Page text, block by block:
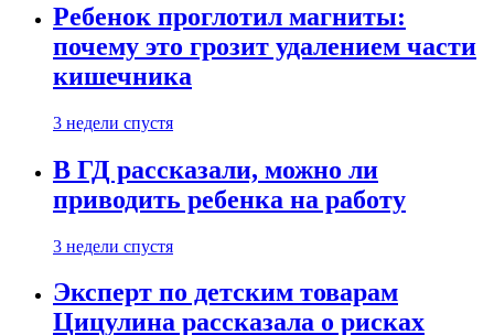
Ребенок проглотил магниты:
почему это грозит удалением части
кишечника
3 недели спустя
В ГД рассказали, можно ли
приводить ребенка на работу
3 недели спустя
Эксперт по детским товарам
Цицулина рассказала о рисках